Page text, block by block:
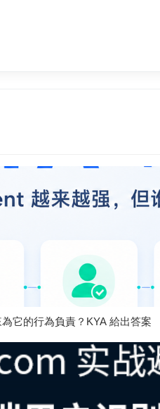
它的行為負責？KYA 給出答案